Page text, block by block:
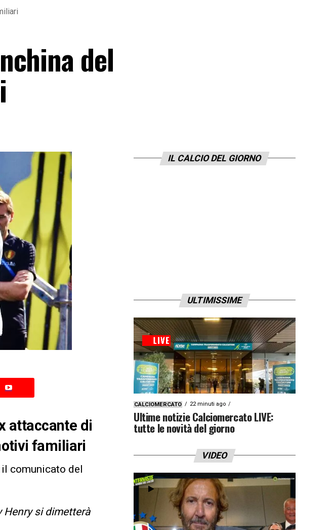
del
attaccante di
familiari
comunicato del
Henry si dimetterà
IL CALCIO DEL GIORNO
ULTIMISSIME
CALCIOMERCATO 22 minuti ago
Ultime notizie Calciomercato LIVE:
tutte le novità del giorno
VIDEO